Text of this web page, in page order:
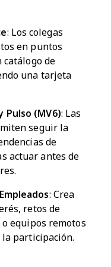
: Los colegas
en puntos
catálogo de
una tarjeta
Pulso (MV6): Las
seguir la
de
actuar antes de
: Crea
retos de
o equipos remotos
participación.